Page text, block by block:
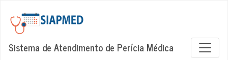
Sistema de Atendimento de Perícia Médica